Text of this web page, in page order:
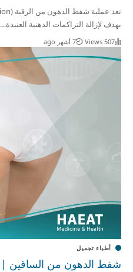
يهدف لإزالة التراكمات الدهنية العنيدة…
507 Views 7 أشهر ago
أطباء تجميل
شفط الدهون من الساقين | 3 نصائح للتعافي